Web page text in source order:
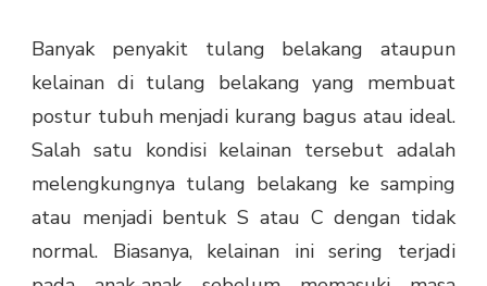
Banyak penyakit tulang belakang ataupun
kelainan di tulang belakang yang membuat
postur tubuh menjadi kurang bagus atau ideal.
Salah satu kondisi kelainan tersebut adalah
melengkungnya tulang belakang ke samping
atau menjadi bentuk S atau C dengan tidak
normal. Biasanya, kelainan ini sering terjadi